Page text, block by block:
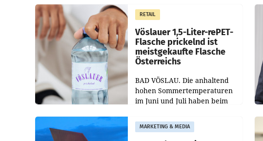
Markt. Das Produkt namens
„Keep Cool“ ist zu 100 Prozent
RETAIL
Vöslauer 1,5-Liter-rePET-
Flasche prickelnd ist
meistgekaufte Flasche
Österreichs
BAD VÖSLAU. Die anhaltend
hohen Sommertemperaturen
im Juni und Juli haben beim
Getränkehersteller Vöslauer zu
deutlichen Absatzzuwächsen
MARKETING & MEDIA